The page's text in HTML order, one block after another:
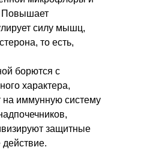
Повышает
силу мышц,
то есть,
борются с
характера,
на иммунную систему
защитные